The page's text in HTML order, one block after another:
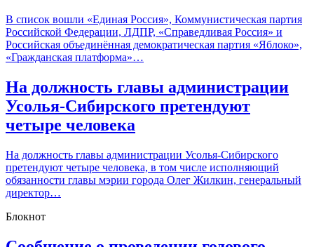
В список вошли «Единая Россия», Коммунистическая партия
Российской Федерации, ЛДПР, «Справедливая Россия» и
Российская объединённая демократическая партия «Яблоко»,
«Гражданская платформа»…
На должность главы администрации
Усолья-Сибирского претендуют
четыре человека
­На должность главы администрации Усолья-Сибирского
претендуют четыре человека, в том числе исполняющий
обязанности главы мэрии города Олег Жилкин, генеральный
директор…
Блокнот